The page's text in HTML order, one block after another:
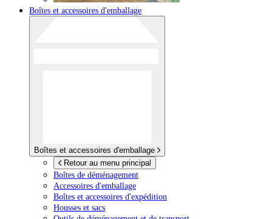
Boîtes et accessoires d'emballage
Boîtes et accessoires d'emballage
Retour au menu principal
Boîtes de déménagement
Accessoires d'emballage
Boîtes et accessoires d'expédition
Housses et sacs